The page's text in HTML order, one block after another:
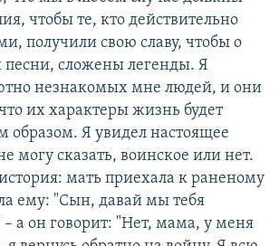
чтобы те, кто действительно
получили свою славу, чтобы о
сложены легенды. Я
незнакомых мне людей, и они
их характеры жизнь будет
образом. Я увидел настоящее
могу сказать, воинское или нет.
мать приехала к раненому
ему: "Сын, давай мы тебя
а он говорит: "Нет, мама, у меня